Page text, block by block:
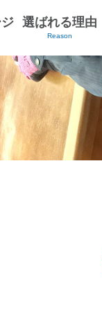
選ばれる理由